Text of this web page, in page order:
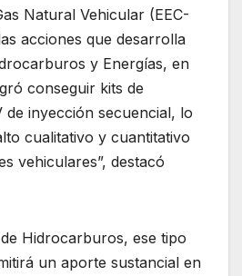
Natural Vehicular (EEC-
acciones que desarrolla
y Energías, en
conseguir kits de
de inyección secuencial, lo
cualitativo y cuantitativo
vehiculares”, destacó
Hidrocarburos, ese tipo
un aporte sustancial en